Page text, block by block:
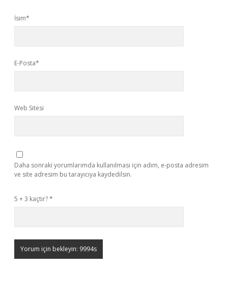
İsim*
E-Posta*
Web Sitesi
Daha sonraki yorumlarımda kullanılması için adım, e-posta adresim
ve site adresim bu tarayıcıya kaydedilsin.
5 + 3 kaçtır?*